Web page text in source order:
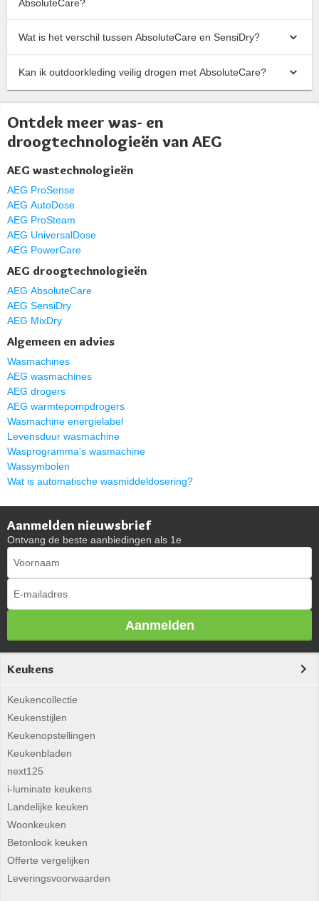
AbsoluteCare?
Wat is het verschil tussen AbsoluteCare en SensiDry?
Kan ik outdoorkleding veilig drogen met AbsoluteCare?
Ontdek meer was- en
droogtechnologieën van AEG
AEG wastechnologieën
AEG ProSense
AEG AutoDose
AEG ProSteam
AEG UniversalDose
AEG PowerCare
AEG droogtechnologieën
AEG AbsoluteCare
AEG SensiDry
AEG MixDry
Algemeen en advies
Wasmachines
AEG wasmachines
AEG drogers
AEG warmtepompdrogers
Wasmachine energielabel
Levensduur wasmachine
Wasprogramma's wasmachine
Wassymbolen
Wat is automatische wasmiddeldosering?
Aanmelden nieuwsbrief
Ontvang de beste aanbiedingen als 1e
Aanmelden
Keukens
Keukencollectie
Keukenstijlen
Keukenopstellingen
Keukenbladen
next125
i-luminate keukens
Landelijke keuken
Woonkeuken
Betonlook keuken
Offerte vergelijken
Leveringsvoorwaarden